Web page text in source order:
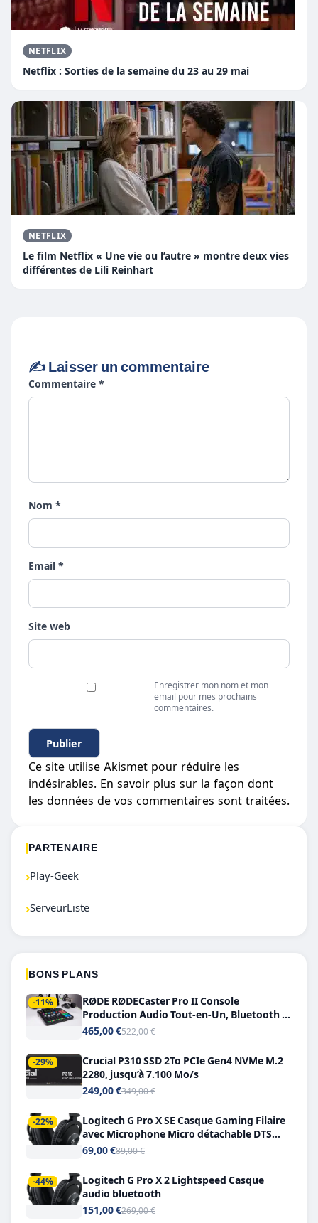
NETFLIX
Netflix : Sorties de la semaine du 23 au 29 mai
NETFLIX
Le film Netflix « Une vie ou l’autre » montre deux vies
différentes de Lili Reinhart
✍️ Laisser un commentaire
Commentaire *
Nom *
Email *
Site web
Enregistrer mon nom et mon
email pour mes prochains
commentaires.
Ce site utilise Akismet pour réduire les
indésirables. En savoir plus sur la façon dont
les données de vos commentaires sont traitées.
PARTENAIRE
›Play-Geek
›ServeurListe
BONS PLANS
-11%
RØDE RØDECaster Pro II Console
Production Audio Tout-en-Un, Bluetooth et
Double USB-C
465,00 €522,00 €
-29%
Crucial P310 SSD 2To PCIe Gen4 NVMe M.2
2280, jusqu’à 7.100 Mo/s
249,00 €349,00 €
-22%
Logitech G Pro X SE Casque Gaming Filaire
avec Microphone Micro détachable DTS
Headphone X 7.1
69,00 €89,00 €
-44%
Logitech G Pro X 2 Lightspeed Casque
audio bluetooth
151,00 €269,00 €